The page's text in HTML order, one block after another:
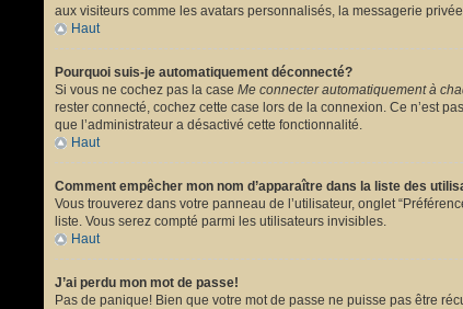
aux visiteurs comme les avatars personnalisés, la messagerie
Haut
Pourquoi suis-je automatiquement déconnecté?
Si vous ne cochez pas la case Me connecter automatiquement à
rester connecté, cochez cette case lors de la connexion. Ce n’est
que l’administrateur a désactivé cette fonctionnalité.
Haut
Comment empêcher mon nom d’apparaître dans la liste des
Vous trouverez dans votre panneau de l’utilisateur, onglet
liste. Vous serez compté parmi les utilisateurs invisibles.
Haut
J’ai perdu mon mot de passe!
Pas de panique! Bien que votre mot de passe ne puisse pas être